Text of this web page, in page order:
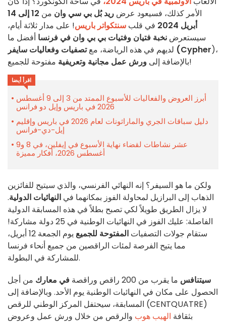
الأمر كذلك، فسيعود عرض ريد بُل بي سي وان من
12 إلى 14
أبريل 2024
في قلب سنتكواتر باريس! على مدار ثلاثة أيام،
سيستعرض نخبة فتيان وفتيات بي بي وان في فرنسا أفضل ما
لديهم في هذه الرياضة، مع تصفيات وفعاليات سايفر (Cypher)،
بالإضافة إلى ورش عمل مجانية وتعريفية مفتوحة للجميع!
اقرأ أيضا
أبرز العروض والفعاليات للأسبوع الممتد من 3 إلى 9 أغسطس
2026 في باريس وإيل دو فرانس
دليل سباقات الجري والماراثونات لعام 2026 في باريس وإقليم
إيل-دي-فرانس
عشر نشاطات لقضاء نهاية الأسبوع في إيفلين، في 8 و9
أغسطس 2026، أفكار مميزة
ولكن ما هو السيفر؟ إنه النهائي الفرنسي، والذي سيتيح للفائزين
الذهاب إلى البرازيل لمحاولة الفوز بمكانهما في النهائيات الدولية.
لا يزال الطريق طويلاً لكي تصبح بطلاً في هذه المسابقة الدولية
الفاصلة: عليك الفوز في النهائيات الوطنية في 25 دولة مشاركة!
ستقام جولات التصفيات المفتوحة للجميع
يوم الجمعة 12 أبريل،
مما يتيح الفرصة لمئات الراقصين من جميع أنحاء فرنسا
للمشاركة في البطولة.
سيتنافس ما يقرب من 200 راقص وراقصة في معارك من أجل
الحصول على مكان في النهائيات الوطنية يوم الأحد. وبالإضافة إلى
المسابقة، سيحتفل المركز الوطني للرقص (CENTQUATRE)
بثقافة الهيب هوب والرقص من خلال ورش عمل وعروض